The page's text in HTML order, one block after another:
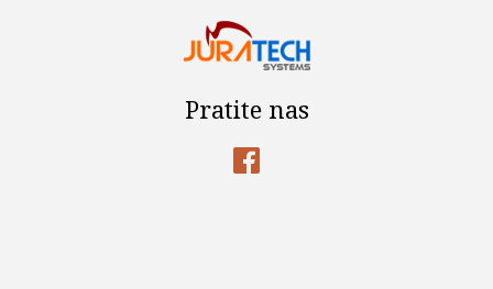
Pratite nas